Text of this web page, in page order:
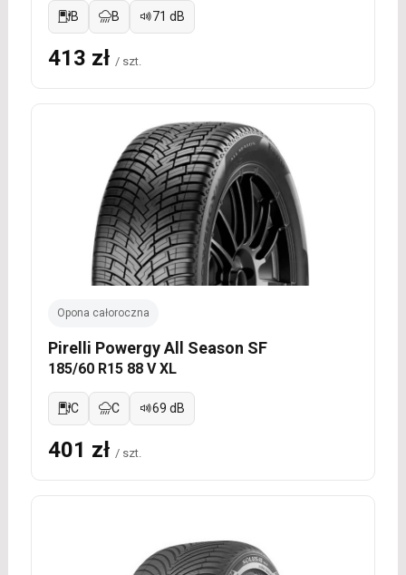
B B 71 dB
413 zł / szt.
Opona całoroczna
Pirelli Powergy All Season SF
185/60 R15 88 V XL
C C 69 dB
401 zł / szt.